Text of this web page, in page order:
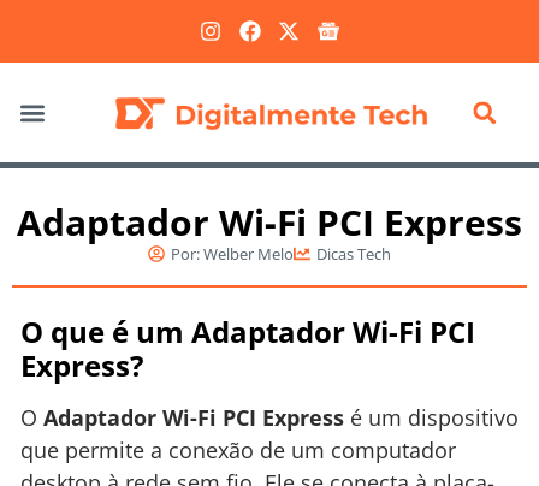
Adaptador Wi-Fi PCI Express
Por:Welber Melo Dicas Tech
O que é um Adaptador Wi-Fi PCI
Express?
O Adaptador Wi-Fi PCI Express é um dispositivo
que permite a conexão de um computador